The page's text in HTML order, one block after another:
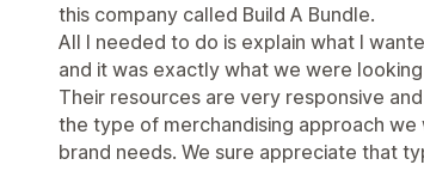
this company called Build A Bundle.
All I needed to do is explain what I
and it was exactly what we were
Their resources are very responsive
the type of merchandising approach
brand needs. We sure appreciate that